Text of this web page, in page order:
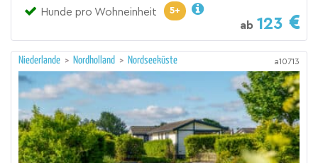
Hunde pro Wohneinheit
5+
ab 123
Niederlande > Nordholland > Nordseeküste a10713